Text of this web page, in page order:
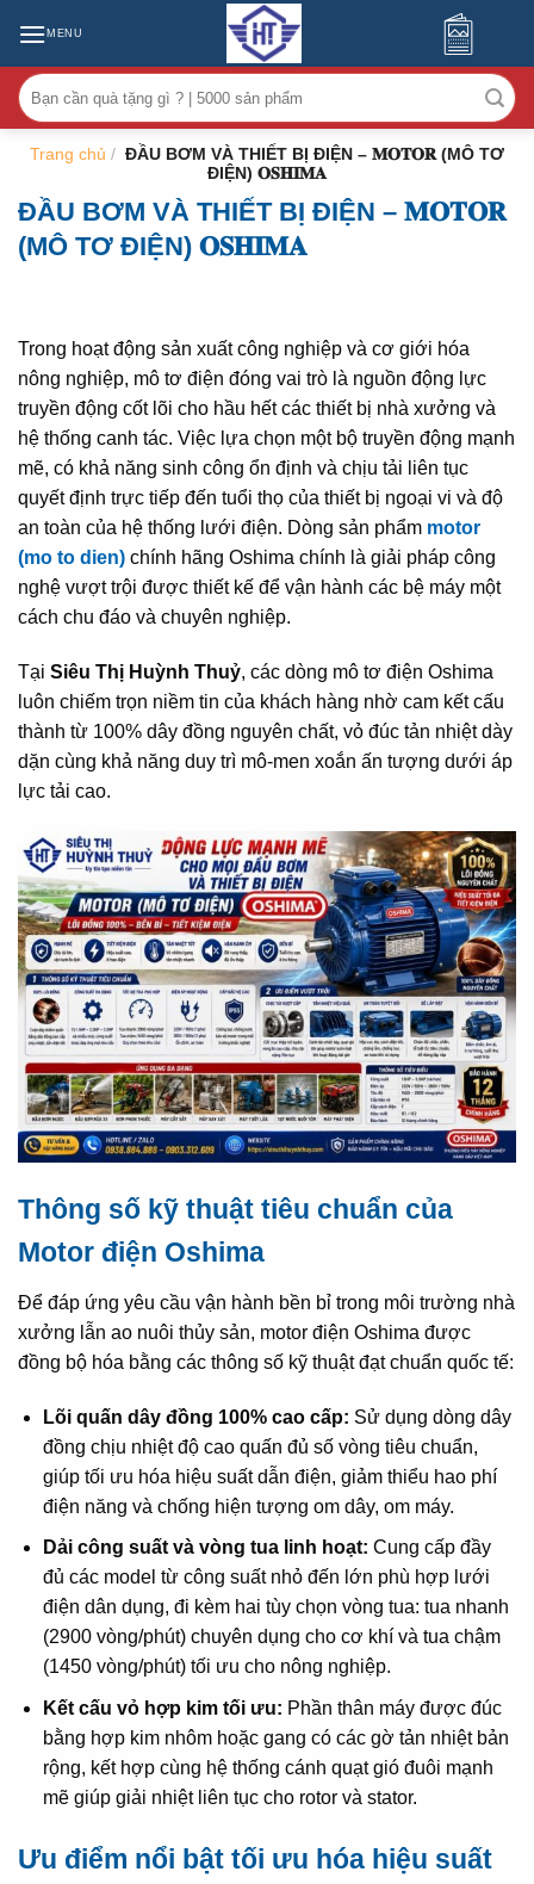
MENU
Tìm
kiếm:
Trang chủ / ĐẦU BƠM VÀ THIẾT BỊ ĐIỆN – 𝐌𝐎𝐓𝐎𝐑 (MÔ TƠ
ĐIỆN) 𝐎𝐒𝐇𝐈𝐌𝐀
ĐẦU BƠM VÀ THIẾT BỊ ĐIỆN – 𝐌𝐎𝐓𝐎𝐑
(MÔ TƠ ĐIỆN) 𝐎𝐒𝐇𝐈𝐌𝐀
Trong hoạt động sản xuất công nghiệp và cơ giới hóa
nông nghiệp, mô tơ điện đóng vai trò là nguồn động lực
truyền động cốt lõi cho hầu hết các thiết bị nhà xưởng và
hệ thống canh tác. Việc lựa chọn một bộ truyền động mạnh
mẽ, có khả năng sinh công ổn định và chịu tải liên tục
quyết định trực tiếp đến tuổi thọ của thiết bị ngoại vi và độ
an toàn của hệ thống lưới điện. Dòng sản phẩm motor
(mo to dien) chính hãng Oshima chính là giải pháp công
nghệ vượt trội được thiết kế để vận hành các bệ máy một
cách chu đáo và chuyên nghiệp.
Tại Siêu Thị Huỳnh Thuỷ, các dòng mô tơ điện Oshima
luôn chiếm trọn niềm tin của khách hàng nhờ cam kết cấu
thành từ 100% dây đồng nguyên chất, vỏ đúc tản nhiệt dày
dặn cùng khả năng duy trì mô-men xoắn ấn tượng dưới áp
lực tải cao.
Thông số kỹ thuật tiêu chuẩn của
Motor điện Oshima
Để đáp ứng yêu cầu vận hành bền bỉ trong môi trường nhà
xưởng lẫn ao nuôi thủy sản, motor điện Oshima được
đồng bộ hóa bằng các thông số kỹ thuật đạt chuẩn quốc tế:
Lõi quấn dây đồng 100% cao cấp: Sử dụng dòng dây
đồng chịu nhiệt độ cao quấn đủ số vòng tiêu chuẩn,
giúp tối ưu hóa hiệu suất dẫn điện, giảm thiểu hao phí
điện năng và chống hiện tượng om dây, om máy.
Dải công suất và vòng tua linh hoạt: Cung cấp đầy
đủ các model từ công suất nhỏ đến lớn phù hợp lưới
điện dân dụng, đi kèm hai tùy chọn vòng tua: tua nhanh
(2900 vòng/phút) chuyên dụng cho cơ khí và tua chậm
(1450 vòng/phút) tối ưu cho nông nghiệp.
Kết cấu vỏ hợp kim tối ưu: Phần thân máy được đúc
bằng hợp kim nhôm hoặc gang có các gờ tản nhiệt bản
rộng, kết hợp cùng hệ thống cánh quạt gió đuôi mạnh
mẽ giúp giải nhiệt liên tục cho rotor và stator.
Ưu điểm nổi bật tối ưu hóa hiệu suất